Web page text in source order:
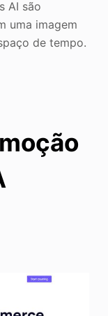
AI são
uma imagem
de tempo.